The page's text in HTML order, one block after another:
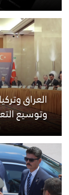
العراق
وتوسيع